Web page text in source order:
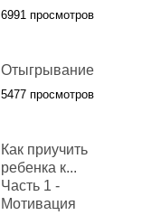
6991 просмотров
Отыгрывание
5477 просмотров
Как приучить
ребенка к...
Часть 1 -
Мотивация